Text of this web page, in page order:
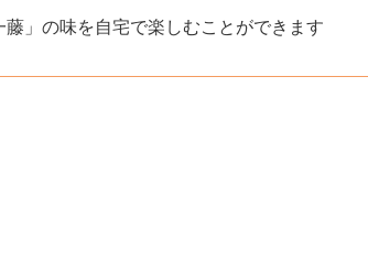
」の味を自宅で楽しむことができます